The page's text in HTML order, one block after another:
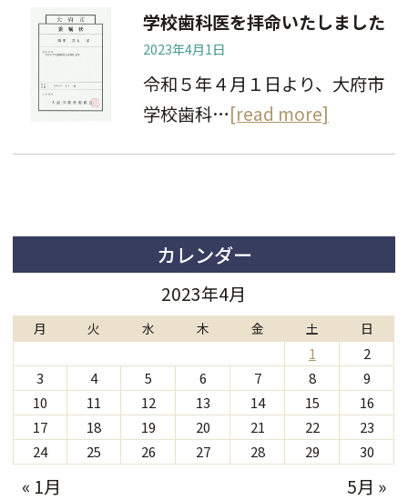
学校歯科医を拝命いたしました
2023年4月1日
令和５年４月１日より、大府市
学校歯科…[read more]
カレンダー
2023年4月
月 火 水 木 金 土 日
1
2
3
4 5 6 7 8
9
10
11 12 13 14 15
16
17
18 19 20 21 22
23
24
25 26 27 28 29 30
« 1月 5月 »